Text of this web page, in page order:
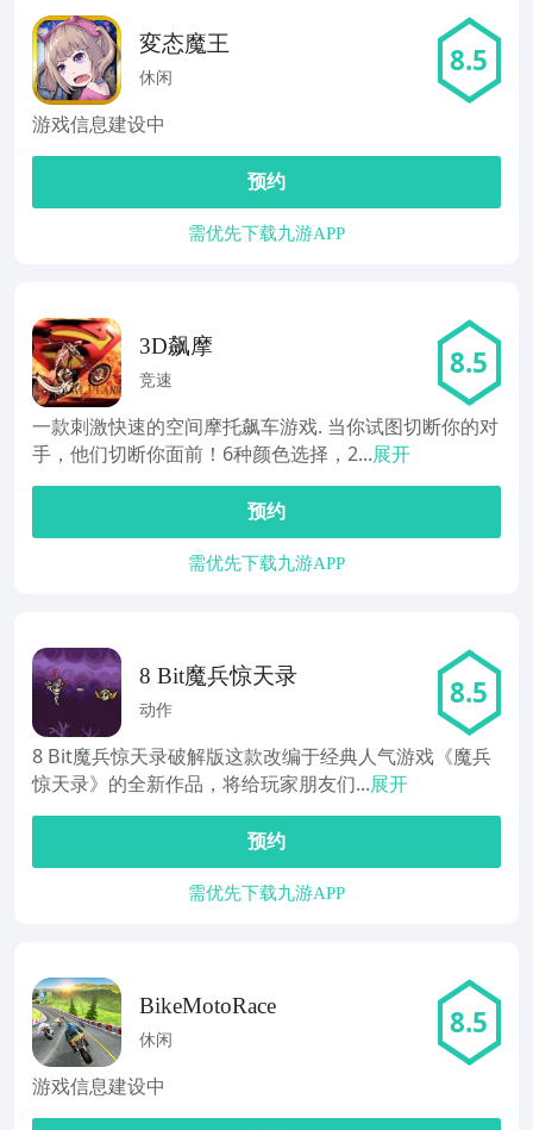
変态魔王
休闲 8.5
游戏信息建设中
预约
需优先下载九游APP
3D飙摩
竞速 8.5
一款刺激快速的空间摩托飙车游戏. 当你试图切断你的对
手，他们切断你面前！6种颜色选择，2...展开
预约
需优先下载九游APP
8 Bit魔兵惊天录
动作 8.5
8 Bit魔兵惊天录破解版这款改编于经典人气游戏《魔兵
惊天录》的全新作品，将给玩家朋友们...展开
预约
需优先下载九游APP
BikeMotoRace
休闲 8.5
游戏信息建设中